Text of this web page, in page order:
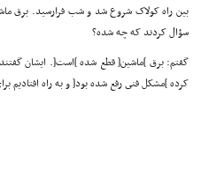
بین راه کولاک شروع شد و شب فرارسید. برق
سؤال کردند که چه شده؟
گفتم: برق ]ماشین[ قطع شده ]است[. ایشان
کرده ]مشکل فنى رفع شده بود[ و به راه افتادیم